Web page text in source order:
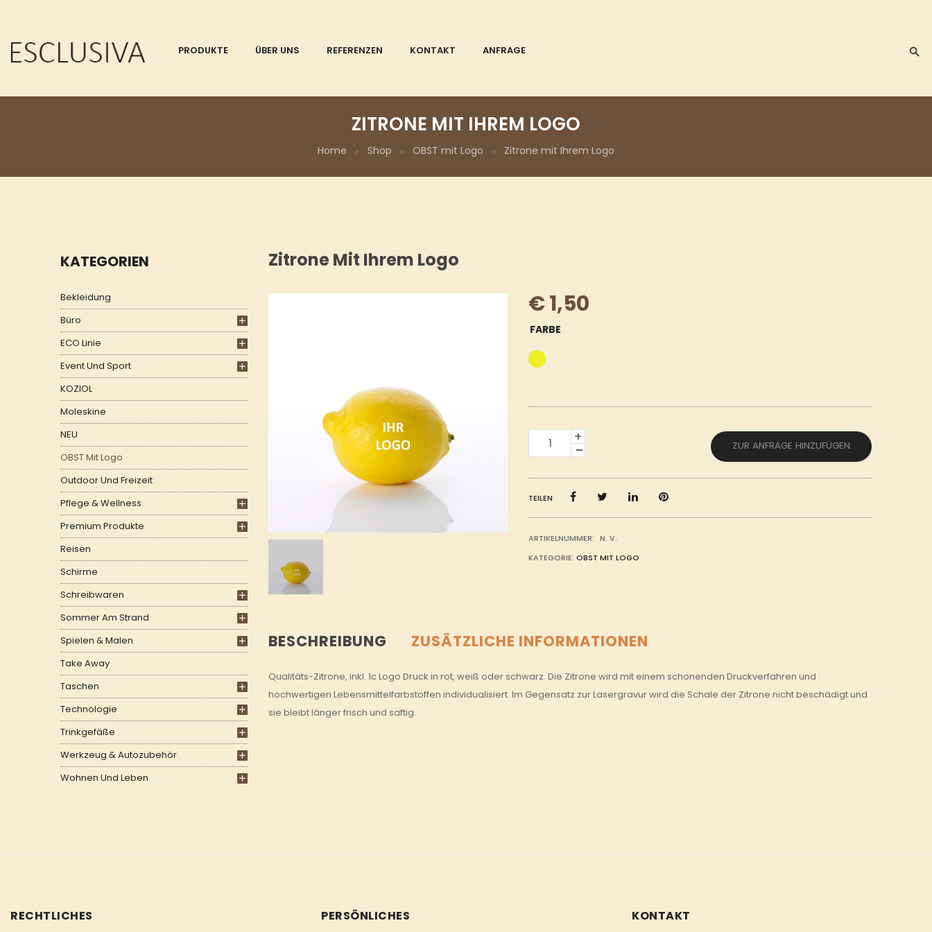
PRODUKTE ÜBER UNS REFERENZEN KONTAKT ANFRAGE
ZITRONE MIT IHREM LOGO
Home Shop OBST mit Logo Zitrone mit Ihrem Logo
KATEGORIEN
Bekleidung
Büro
ECO Linie
Event Und Sport
KOZIOL
Moleskine
NEU
OBST Mit Logo
Outdoor Und Freizeit
Pflege & Wellness
Premium Produkte
Reisen
Schirme
Schreibwaren
Sommer Am Strand
Spielen & Malen
Take Away
Taschen
Technologie
Trinkgefäße
Werkzeug & Autozubehör
Wohnen Und Leben
Zitrone Mit Ihrem Logo
€1,50
FARBE
IHREM
ZUR ANFRAGE HINZUFÜGEN
TEILEN
ARTIKELNUMMER: N. V.
KATEGORIE: OBST MIT LOGO
BESCHREIBUNG ZUSÄTZLICHE INFORMATIONEN
Qualitäts-Zitrone, inkl. 1c Logo Druck in rot, weiß oder schwarz. Die Zitrone wird mit einem schonenden Druckverfahren und
hochwertigen Lebensmittelfarbstoffen individualisiert. Im Gegensatz zur Lasergravur wird die Schale der Zitrone nicht beschädigt und
sie bleibt länger frisch und saftig.
RECHTLICHES PERSÖNLICHES KONTAKT